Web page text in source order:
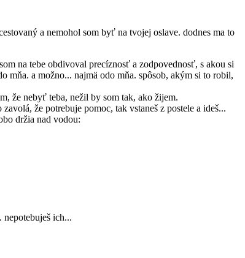
a nemohol som byť na tvojej oslave. dodnes ma to
na tebe obdivoval precíznosť a zodpovednosť, s akou si
mňa. a možno... najmä odo mňa. spôsob, akým si to robil,
že nebyť teba, nežil by som tak, ako žijem.
že potrebuje pomoc, tak vstaneš z postele a ideš...
držia nad vodou:
ich...